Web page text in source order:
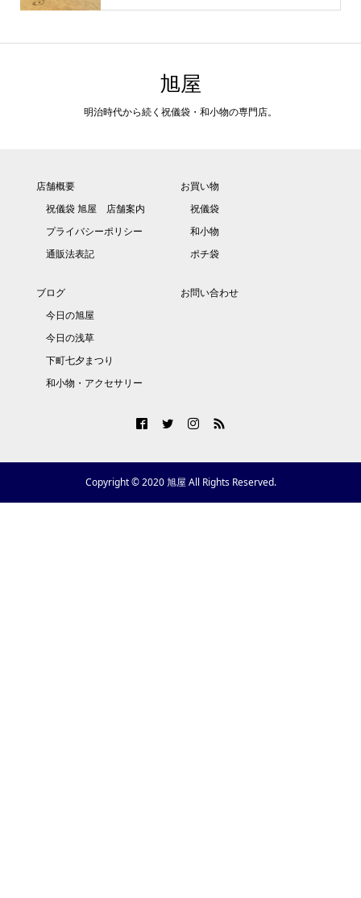
旭屋
明治時代から続く祝儀袋・和小物の専門店。
店舗概要
祝儀袋 旭屋 店舗案内
プライバシーポリシー
通販法表記
お買い物
祝儀袋
和小物
ポチ袋
ブログ
今日の旭屋
今日の浅草
下町七夕まつり
和小物・アクセサリー
お問い合わせ
Copyright © 2020 旭屋 All Rights Reserved.